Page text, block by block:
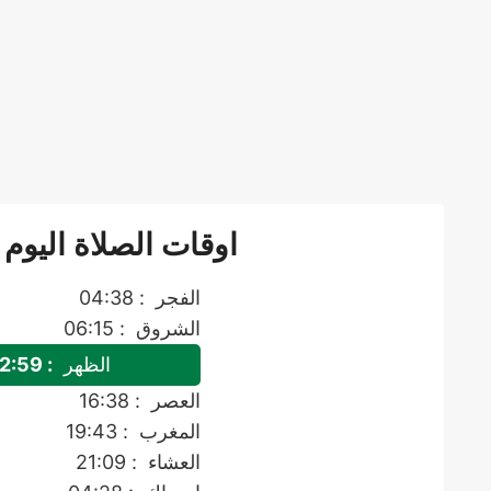
اوقات الصلاة
الفجر
: 04:38
الشروق : 06:15
الظهر
: 12:59
العصر
: 16:38
المغرب : 19:43
العشاء : 21:09